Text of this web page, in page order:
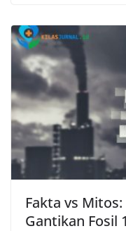
Fakta vs
Gantikan Fosil